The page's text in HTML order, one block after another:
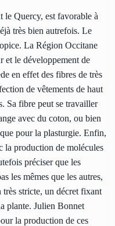
Quercy, est favorable à
très bien autrefois. Le
La Région Occitane
et le développement de
en effet des fibres de très
de vêtements de haut
Sa fibre peut se travailler
avec du coton, ou bien
pour la plasturgie. Enfin,
la production de molécules
préciser que les
les mêmes que les autres,
très stricte, un décret fixant
plante. Julien Bonnet
la production de ces